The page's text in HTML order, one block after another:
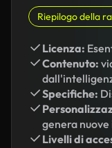
Riepilogo della
Licenza:
Contenuto:
Specifiche:
genera
Livelli di